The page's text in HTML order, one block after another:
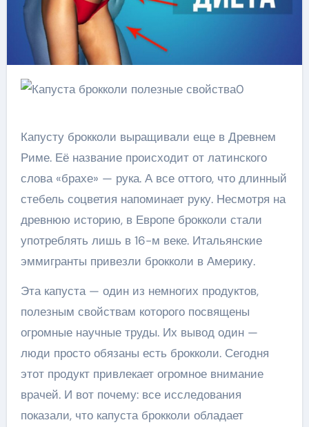
Капусту брокколи выращивали еще в Древнем
Риме. Её название происходит от латинского
слова «брахе» — рука. А все оттого, что длинный
стебель соцветия напоминает руку. Несмотря на
древнюю историю, в Европе брокколи стали
употреблять лишь в 16-м веке. Итальянские
эммигранты привезли брокколи в Америку.
Эта капуста — один из немногих продуктов,
полезным свойствам которого посвящены
огромные научные труды. Их вывод один —
люди просто обязаны есть брокколи. Сегодня
этот продукт привлекает огромное внимание
врачей. И вот почему: все исследования
показали, что капуста брокколи обладает